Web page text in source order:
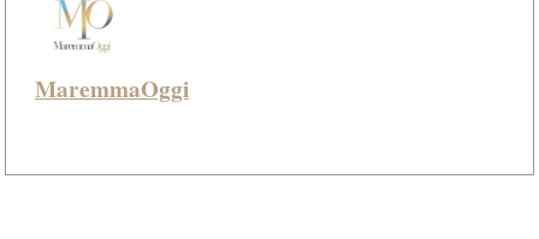
MaremmaOggi